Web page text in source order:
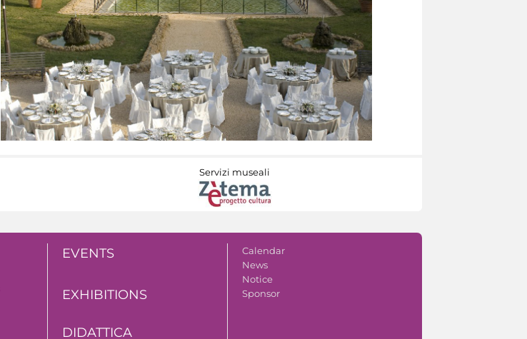
Servizi museali
EVENTS
EXHIBITIONS
DIDATTICA
Calendar
News
Notice
Sponsor